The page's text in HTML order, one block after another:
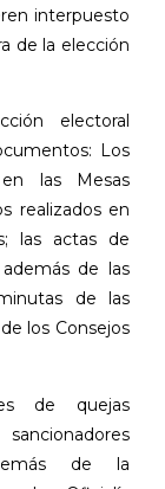
interpuesto
de la elección
electoral
Los
las Mesas
realizados en
las actas de
de las
de las
los Consejos
de quejas
de la